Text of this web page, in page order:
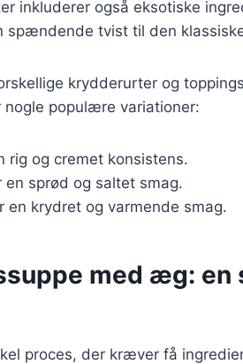
inkluderer også eksotiske
tvist til den
krydderurter og
populære variationer:
rig og cremet konsistens.
en sprød og saltet smag.
en krydret og varmende smag.
med æg: en
proces, der kræver få